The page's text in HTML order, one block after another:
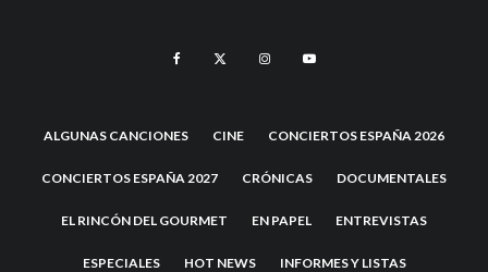
ALGUNAS CANCIONES CINE CONCIERTOS ESPAÑA 2026
CONCIERTOS ESPAÑA 2027 CRÓNICAS DOCUMENTALES
EL RINCÓN DEL GOURMET EN PAPEL ENTREVISTAS
ESPECIALES HOT NEWS INFORMES Y LISTAS